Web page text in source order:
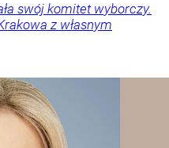
swój komitet wyborczy.
z własnym